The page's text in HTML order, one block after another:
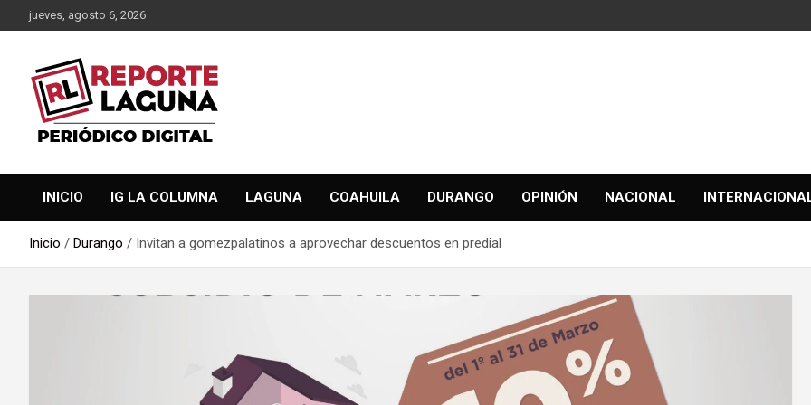
Saltar
al
jueves, agosto 6, 2026
Reporte Laguna
INICIO IG LA COLUMNA LAGUNA COAHUILA DURANGO OPINIÓN NACIONAL
Inicio Durango Invitan a gomezpalatinos a aprovechar descuentos en predial